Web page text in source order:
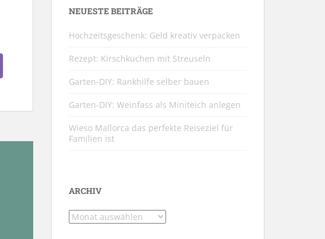
NEUESTE BEITRÄGE
Hochzeitsgeschenk: Geld kreativ verpacken
Rezept: Kirschkuchen mit Streuseln
Garten-DIY: Rankhilfe selber bauen
Garten-DIY: Weinfass als Miniteich anlegen
Wieso Mallorca das perfekte Reiseziel für
Familien ist
ARCHIV
Archiv